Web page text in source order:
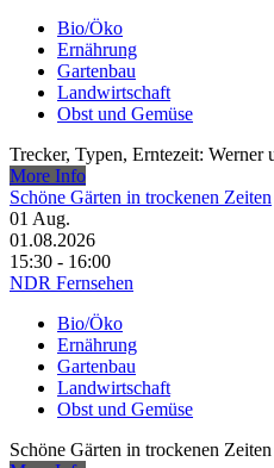
Bio/Öko
Ernährung
Gartenbau
Landwirtschaft
Obst und Gemüse
Trecker, Typen, Erntezeit: Werner
More Info
Schöne Gärten in trockenen Zeiten
01 Aug.
01.08.2026
15:30 - 16:00
NDR Fernsehen
Bio/Öko
Ernährung
Gartenbau
Landwirtschaft
Obst und Gemüse
Schöne Gärten in trockenen Zeiten